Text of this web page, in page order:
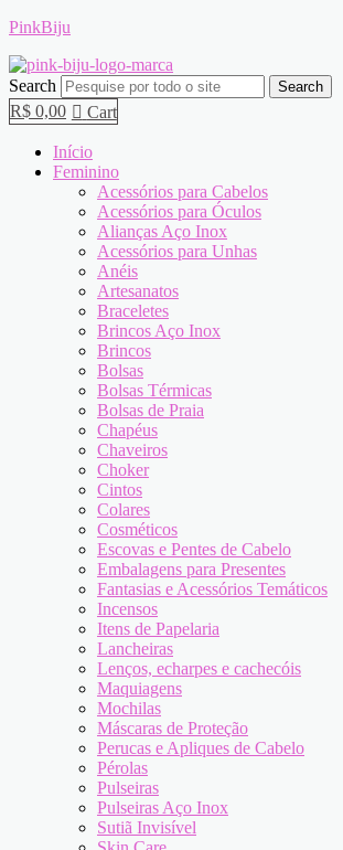
PinkBiju
Search Search
R$ 0,00 Cart
Início
Feminino
Acessórios para Cabelos
Acessórios para Óculos
Alianças Aço Inox
Acessórios para Unhas
Anéis
Artesanatos
Braceletes
Brincos Aço Inox
Brincos
Bolsas
Bolsas Térmicas
Bolsas de Praia
Chapéus
Chaveiros
Choker
Cintos
Colares
Cosméticos
Escovas e Pentes de Cabelo
Embalagens para Presentes
Fantasias e Acessórios Temáticos
Incensos
Itens de Papelaria
Lancheiras
Lenços, echarpes e cachecóis
Maquiagens
Mochilas
Máscaras de Proteção
Perucas e Apliques de Cabelo
Pérolas
Pulseiras
Pulseiras Aço Inox
Sutiã Invisível